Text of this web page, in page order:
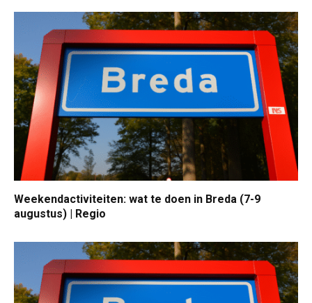
Weekendactiviteiten: wat te doen in Breda (7-9
augustus) | Regio